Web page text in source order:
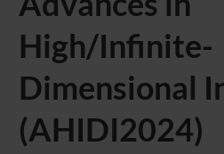
High/Infinite-
Dimensional
(AHIDI2024)